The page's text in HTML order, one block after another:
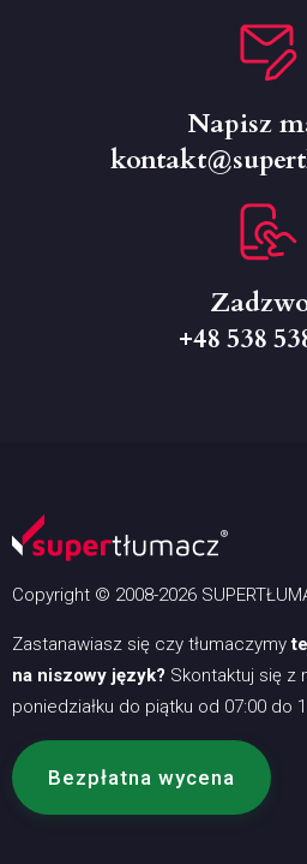
Napisz
+48 538
Copyright © 2008-2026
Zastanawiasz się czy tłumaczymy
na niszowy język? Skontaktuj się z
poniedziałku do piątku od 07:00 do
Bezpłatna wycena